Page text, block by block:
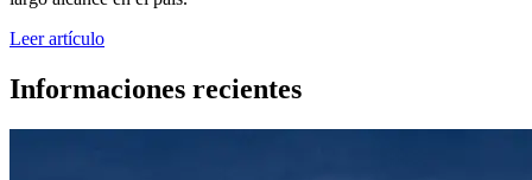
Leer artículo
Informaciones recientes